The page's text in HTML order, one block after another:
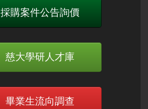
採購案件公告詢價
慈大學研人才庫
畢業生流向調查